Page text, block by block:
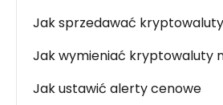
Jak sprzedawać
Jak wymieniać kryptowaluty
Jak ustawić alerty cenowe